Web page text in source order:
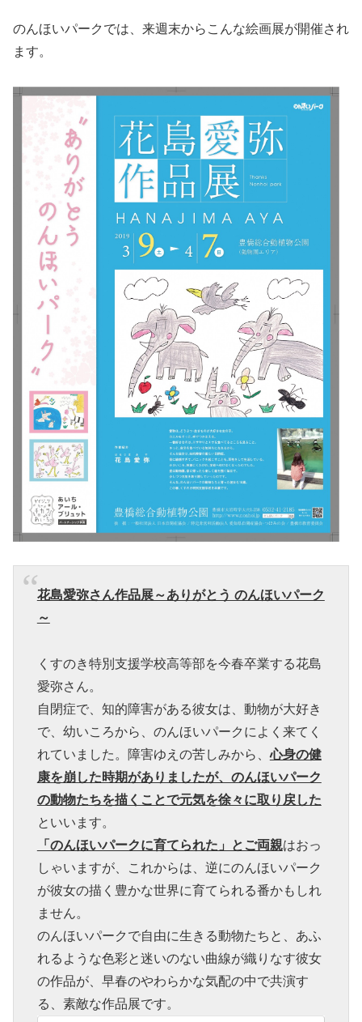
のんほいパークでは、来週末からこんな絵画展が開催され
ます。
花島愛弥さん作品展～ありがとう のんほいパーク
～
くすのき特別支援学校高等部を今春卒業する花島
愛弥さん。
自閉症で、知的障害がある彼女は、動物が大好き
で、幼いころから、のんほいパークによく来てく
れていました。障害ゆえの苦しみから、心身の健
康を崩した時期がありましたが、のんほいパーク
の動物たちを描くことで元気を徐々に取り戻した
といいます。
「のんほいパークに育てられた」とご両親はおっ
しゃいますが、これからは、逆にのんほいパーク
が彼女の描く豊かな世界に育てられる番かもしれ
ません。
のんほいパークで自由に生きる動物たちと、あふ
れるような色彩と迷いのない曲線が織りなす彼女
の作品が、早春のやわらかな気配の中で共演す
る、素敵な作品展です。